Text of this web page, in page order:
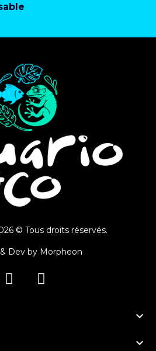
© Tous droits réservés.
Dev by Morpheon

